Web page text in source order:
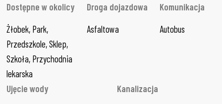
Dostępne w okolicy
Żłobek, Park,
Przedszkole, Sklep,
Szkoła, Przychodnia
lekarska
Droga dojazdowa
Asfaltowa
Komunikacja
Autobus
Ujęcie wody
Kanalizacja